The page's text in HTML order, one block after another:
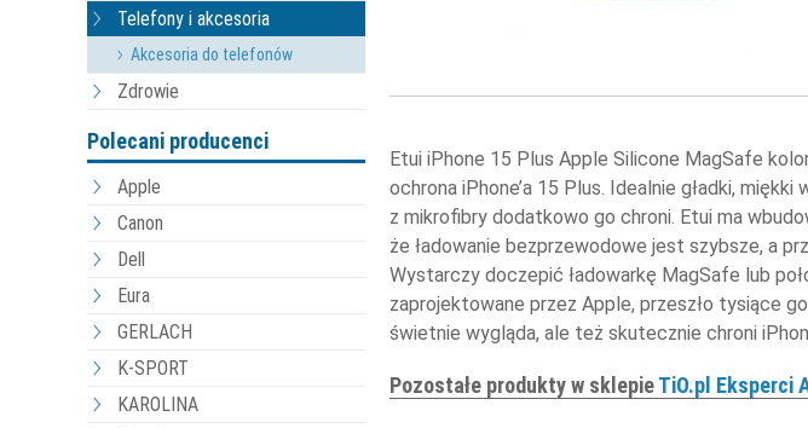
Telefony i akcesoria
Akcesoria do telefonów
Zdrowie
Polecani producenci
Apple
Canon
Dell
Eura
GERLACH
K-SPORT
KAROLINA
Etui iPhone 15 Plus Apple Silicone MagSafe
ochrona iPhone’a 15 Plus. Idealnie gładki,
z mikrofibry dodatkowo go chroni. Etui ma
że ładowanie bezprzewodowe jest szybsze, a
Wystarczy doczepić ładowarkę MagSafe lub
zaprojektowane przez Apple, przeszło tysiące
świetnie wygląda, ale też skutecznie chroni
Pozostałe produkty w sklepieTiO.pl Eksperci